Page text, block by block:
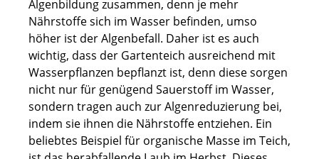
Algenbildung zusammen, denn je mehr
Nährstoffe sich im Wasser befinden, umso
höher ist der Algenbefall. Daher ist es auch
wichtig, dass der Gartenteich ausreichend mit
Wasserpflanzen bepflanzt ist, denn diese sorgen
nicht nur für genügend Sauerstoff im Wasser,
sondern tragen auch zur Algenreduzierung bei,
indem sie ihnen die Nährstoffe entziehen. Ein
beliebtes Beispiel für organische Masse im Teich,